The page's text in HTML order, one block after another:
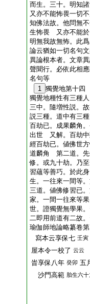
而生。三十。明知
又亦不能怖畏一切
知佛法故。他問無
生怖畏 又亦不能於
明無我故無怖。此
論云猶如一切名句
異論根本者。文章
聲聞行。必依此相
名句等
1 獨覺地第十四
獨覺地種性有三種
三中。隨増性説。
説三種。道中有三
百劫已。成果麟角
出世 又解。百劫中
經百劫已。値佛世
道麟角 第二道。先
修。或九十劫。乃
習蘊等善巧。於此
生。一往來一間等
三道。値佛修習已
家。一間一往來等
世。證獨覺無學果
二即用前道有二故
瑜伽師地論略纂卷
寫本云享保七 壬寅
屋本令一校了 云云
旹享保八年 癸卯 五
沙門高範 胎生六十